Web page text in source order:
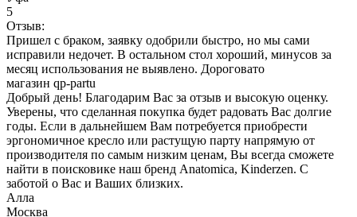
5
Отзыв:
Пришел с браком, заявку одобрили быстро, но мы сами
исправили недочет. В остальном стол хороший, минусов за
месяц использования не выявлено. Дороговато
магазин qp-partu
Добрый день! Благодарим Вас за отзыв и высокую оценку.
Уверены, что сделанная покупка будет радовать Вас долгие
годы. Если в дальнейшем Вам потребуется приобрести
эргономичное кресло или растущую парту напрямую от
производителя по самым низким ценам, Вы всегда сможете
найти в поисковике наш бренд Anatomica, Kinderzen. С
заботой о Вас и Ваших близких.
Алла
Москва